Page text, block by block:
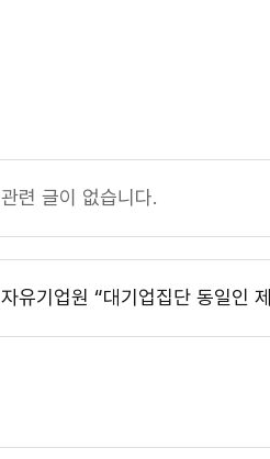
관련 글이 없습니다.
자유기업원 “대기업집단 동일인